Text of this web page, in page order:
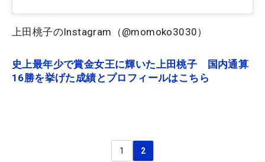
上田桃子のInstagram（@momoko3030）
史上最年少で賞金女王に輝いた上田桃子 国内通算
16勝を挙げた成績とプロフィールはこちら
1 2